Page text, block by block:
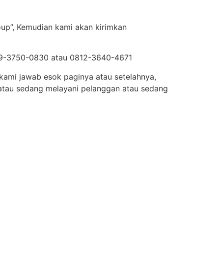
Kemudian kami akan kirimkan
3750-0830 atau 0812-3640-4671
jawab esok paginya atau setelahnya,
sedang melayani pelanggan atau sedang